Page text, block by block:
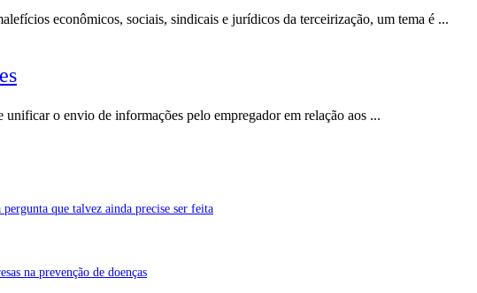
econômicos, sociais, sindicais e jurídicos da terceirização, um tema é ...
o envio de informações pelo empregador em relação aos ...
que talvez ainda precise ser feita
na prevenção de doenças